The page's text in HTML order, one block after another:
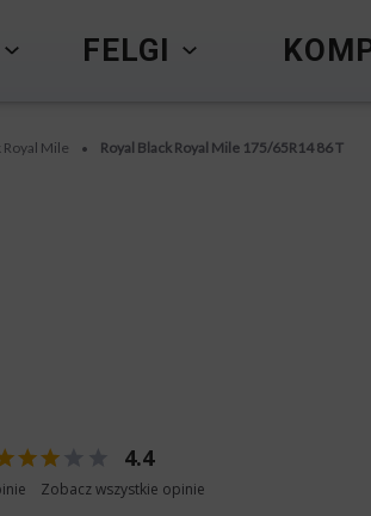
FELGI
Royal Mile • Royal Black Royal Mile 175/65R14 86 T
4.4
Zobacz wszystkie opinie